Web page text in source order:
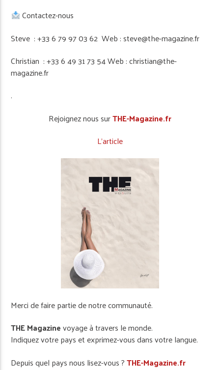
Contactez-nous
Steve : +33 6 79 97 03 62 Web : steve@the-magazine.fr
Christian : +33 6 49 31 73 54 Web : christian@the-
magazine.fr
.
Rejoignez nous surTHE-Magazine.fr
L’article
Merci de faire partie de notre communauté.
THE Magazinevoyage à travers le monde.
Indiquez votre pays et exprimez-vous dans votre langue.
Depuis quel pays nous lisez-vous ?THE-Magazine.fr